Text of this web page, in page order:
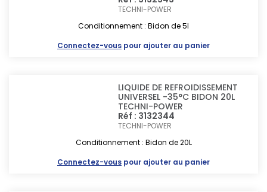
TECHNI-POWER
Conditionnement : Bidon de 5l
Connectez-vous pour ajouter au panier
LIQUIDE DE REFROIDISSEMENT
UNIVERSEL -35°C BIDON 20L
TECHNI-POWER
Réf : 3132344
TECHNI-POWER
Conditionnement : Bidon de 20L
Connectez-vous pour ajouter au panier